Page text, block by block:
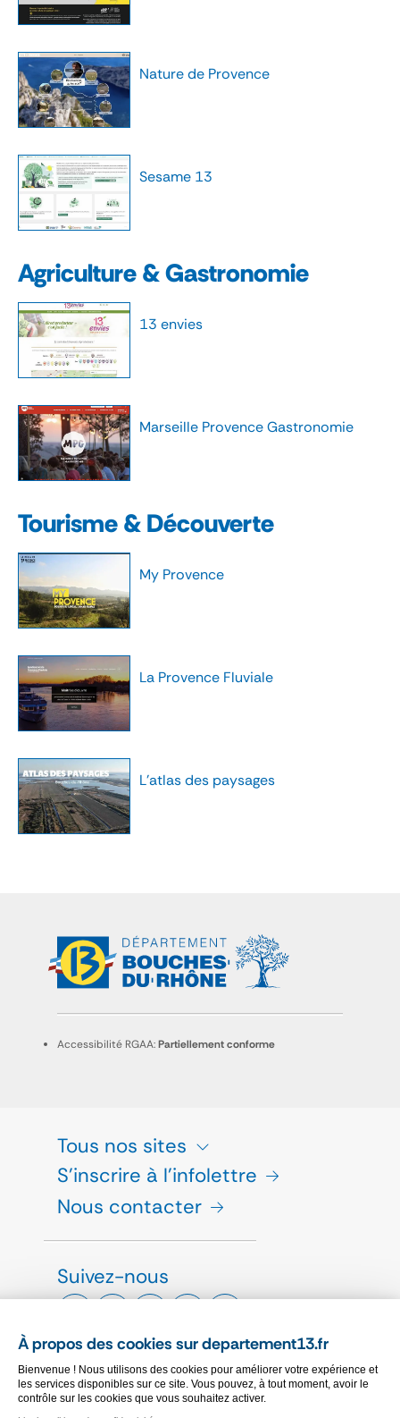
À propos des cookies sur departement13.fr
Bienvenue ! Nous utilisons des cookies pour améliorer votre expérience et
les services disponibles sur ce site. Vous pouvez, à tout moment, avoir le
contrôle sur les cookies que vous souhaitez activer.
Nature de Provence
Sesame 13
Agriculture & Gastronomie
13 envies
Marseille Provence Gastronomie
Tourisme & Découverte
My Provence
La Provence Fluviale
L'atlas des paysages
Accessibilité RGAA:Partiellement conforme
Tous nos sites
S'inscrire à l'infolettre
Nous contacter
Suivez-nous
ESPACE PRESSE
CHARTE GRAPHIQUE